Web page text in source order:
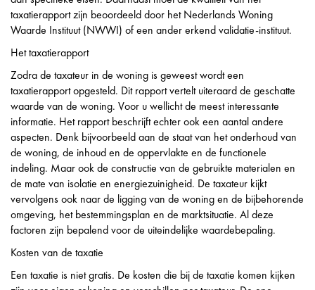
taxatierapport zijn beoordeeld door het Nederlands Woning
Waarde Instituut (NWWI) of een ander erkend validatie-instituut.
Het taxatierapport
Zodra de taxateur in de woning is geweest wordt een
taxatierapport opgesteld. Dit rapport vertelt uiteraard de geschatte
waarde van de woning. Voor u wellicht de meest interessante
informatie. Het rapport beschrijft echter ook een aantal andere
aspecten. Denk bijvoorbeeld aan de staat van het onderhoud van
de woning, de inhoud en de oppervlakte en de functionele
indeling. Maar ook de constructie van de gebruikte materialen en
de mate van isolatie en energiezuinigheid. De taxateur kijkt
vervolgens ook naar de ligging van de woning en de bijbehorende
omgeving, het bestemmingsplan en de marktsituatie. Al deze
factoren zijn bepalend voor de uiteindelijke waardebepaling.
Kosten van de taxatie
Een taxatie is niet gratis. De kosten die bij de taxatie komen kijken